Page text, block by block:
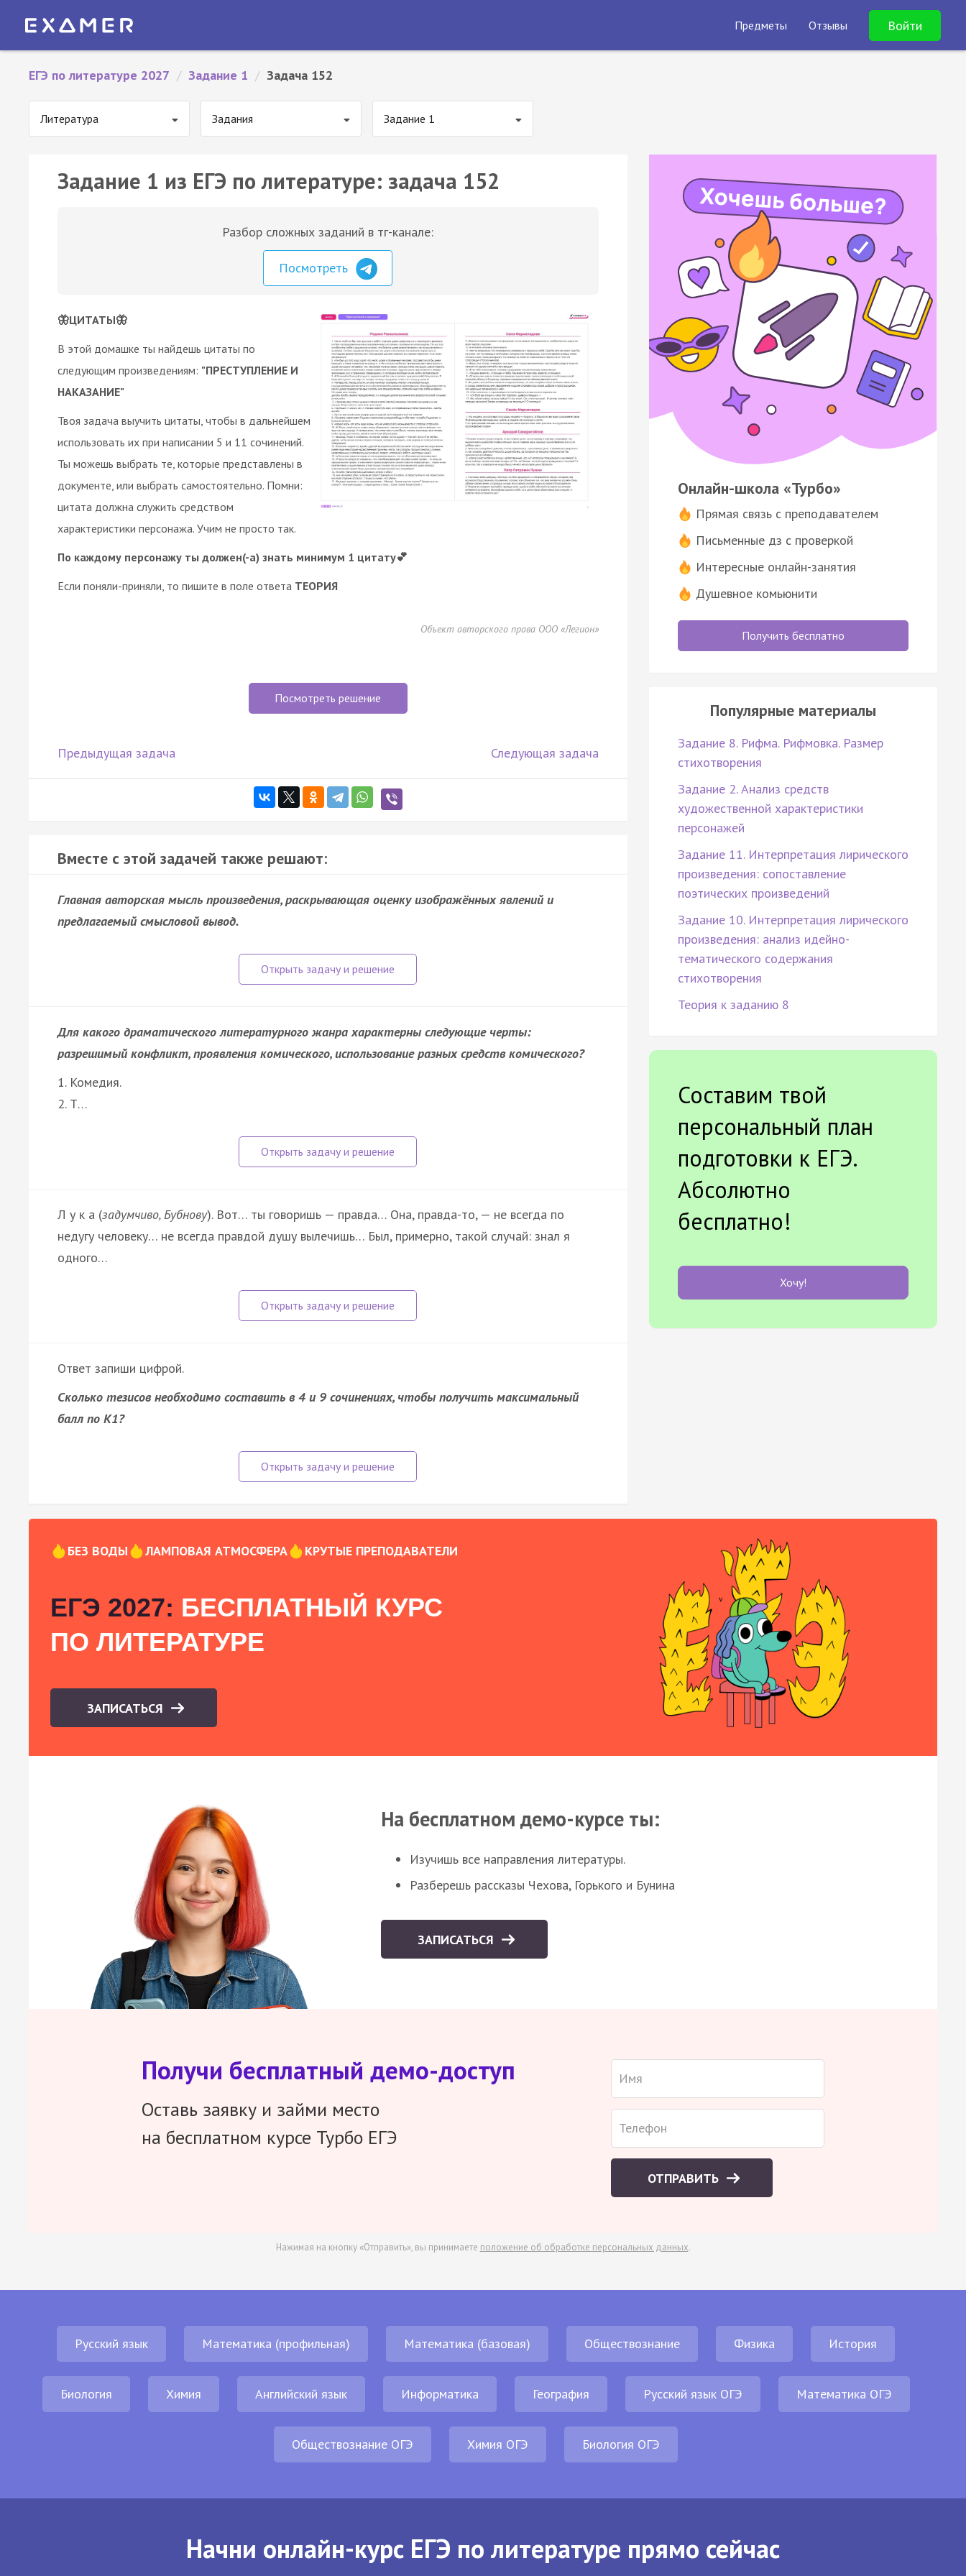
Предметы Отзывы Войти
ЕГЭ по литературе 2027 / Задание 1 / Задача 152
Литература Задания Задание 1
Задание 1 из ЕГЭ по литературе: задача 152
Разбор сложных заданий в тг-канале:
Посмотреть
🦋ЦИТАТЫ🦋
В этой домашке ты найдешь цитаты по
следующим произведениям: "ПРЕСТУПЛЕНИЕ И
НАКАЗАНИЕ"
Твоя задача выучить цитаты, чтобы в дальнейшем
использовать их при написании 5 и 11 сочинений.
Ты можешь выбрать те, которые представлены в
документе, или выбрать самостоятельно. Помни:
цитата должна служить средством
характеристики персонажа. Учим не просто так.
По каждому персонажу ты должен(-а) знать минимум 1 цитату💕
Если поняли-приняли, то пишите в поле ответа ТЕОРИЯ
Объект авторского права ООО «Легион»
Посмотреть решение
Предыдущая задача Следующая задача
Вместе с этой задачей также решают:
Главная авторская мысль произведения, раскрывающая оценку изображённых явлений и
предлагаемый смысловой вывод.
Для какого драматического литературного жанра характерны следующие черты:
разрешимый конфликт, проявления комического, использование разных средств комического?
1. Комедия.
2. Т…
Л у к а (задумчиво, Бубнову). Вот… ты говоришь — правда… Она, правда-то, — не всегда по
недугу человеку… не всегда правдой душу вылечишь… Был, примерно, такой случай: знал я
одного…
Ответ запиши цифрой.
Сколько тезисов необходимо составить в 4 и 9 сочинениях, чтобы получить максимальный
балл по К1?
Онлайн-школа «Турбо»
Прямая связь с преподавателем
Письменные дз с проверкой
Интересные онлайн-занятия
Душевное комьюнити
Получить бесплатно
Популярные материалы
Задание 8. Рифма. Рифмовка. Размер
стихотворения
Задание 2. Анализ средств
художественной характеристики
персонажей
Задание 11. Интерпретация лирического
произведения: сопоставление
поэтических произведений
Задание 10. Интерпретация лирического
произведения: анализ идейно-
тематического содержания
стихотворения
Теория к заданию 8
Составим твой
персональный план
подготовки к ЕГЭ.
Абсолютно
бесплатно!
Хочу!
БЕЗ ВОДЫ ЛАМПОВАЯ АТМОСФЕРА КРУТЫЕ ПРЕПОДАВАТЕЛИ
ЕГЭ 2027: БЕСПЛАТНЫЙ КУРС
ПО ЛИТЕРАТУРЕ
ЗАПИСАТЬСЯ
На бесплатном демо-курсе ты:
Изучишь все направления литературы.
Разберешь рассказы Чехова, Горького и Бунина
ЗАПИСАТЬСЯ
Получи бесплатный демо-доступ
Оставь заявку и займи место
на бесплатном курсе Турбо ЕГЭ
ОТПРАВИТЬ
Нажимая на кнопку «Отправить», вы принимаете положение об обработке персональных данных.
Русский язык Математика (профильная) Математика (базовая) Обществознание Физика История
Биология Химия Английский язык Информатика География Русский язык ОГЭ Математика ОГЭ
Обществознание ОГЭ Химия ОГЭ Биология ОГЭ
Начни онлайн-курс ЕГЭ по литературе прямо сейчас